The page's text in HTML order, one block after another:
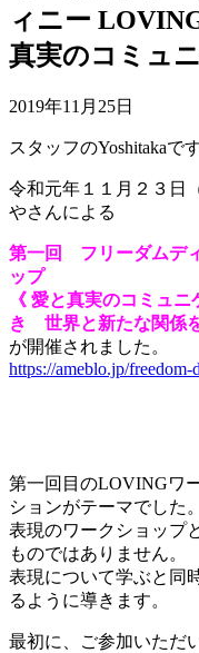
ィニー
真実のコミュ
2019年11月25日
スタッフのYoshitakaです
令和元年１１月２３日
やさんによる
第一回 フリーダムデ
ップ
《 愛と真実のコミュ
き 世界と新たな関係
が開催されました。
https://ameblo.jp/
第一回目のLOVINGワ
ションがテーマでした。
表現のワークショップ
ものではありません。
表現について学ぶと同
るように導きます。
最初に、ご参加いただ